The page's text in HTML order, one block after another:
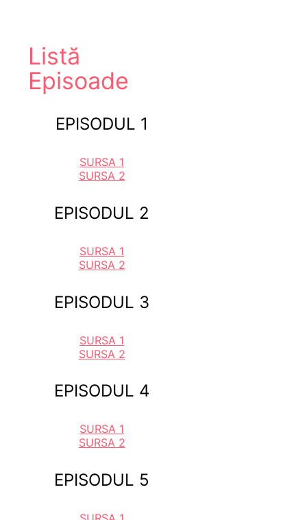
Listă
Episoade
EPISODUL 1
SURSA 1
SURSA 2
EPISODUL 2
SURSA 1
SURSA 2
EPISODUL 3
SURSA 1
SURSA 2
EPISODUL 4
SURSA 1
SURSA 2
EPISODUL 5